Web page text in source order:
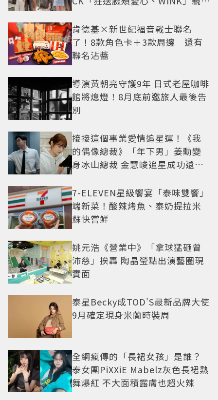
肯德基×新世紀福音戰士聯名
了！8款角色卡＋3款周邊 還有
聯名沾醬
導演黃朝亮守護9年 日式老屋咖啡
館將熄燈！8月底前邀旅人最後告
別
接接這個事業愛情追星運！《我
的偶像總裁》「年下男」姜勳變
身冰山總裁 金慧峻追星成功還偶
7-ELEVEN星級饗宴「泰味雙饗」
端新菜！酸辣烤魚、泰奶提拉米
蘇快嘗鮮
姚元浩《營業中》「拿球猛砸曾
沛慈」挨轟 陶晶瑩點出演藝圈現
實面
泰星Becky成TOD'S最新品牌大使
9月確定現身米蘭時裝周
全網瘋傳的「長裙女孩」是誰？
泰女團PiXXiE Mabelz灰色長裙熱
舞爆紅 不大面積露膚也超火辣